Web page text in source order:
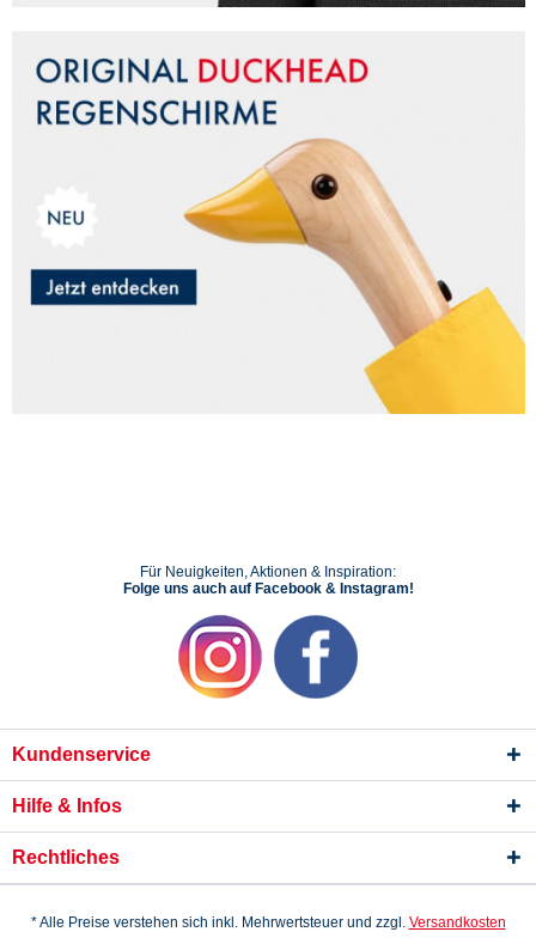
Für Neuigkeiten, Aktionen & Inspiration:
Folge uns auch auf Facebook & Instagram!
Kundenservice
Hilfe & Infos
Rechtliches
* Alle Preise verstehen sich inkl. Mehrwertsteuer und zzgl. Versandkosten